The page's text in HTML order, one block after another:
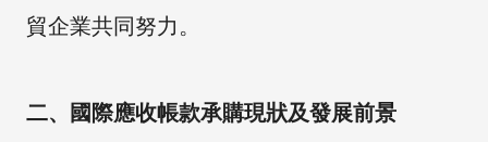
貿企業共同努力。
二、國際應收帳款承購現狀及發展前景